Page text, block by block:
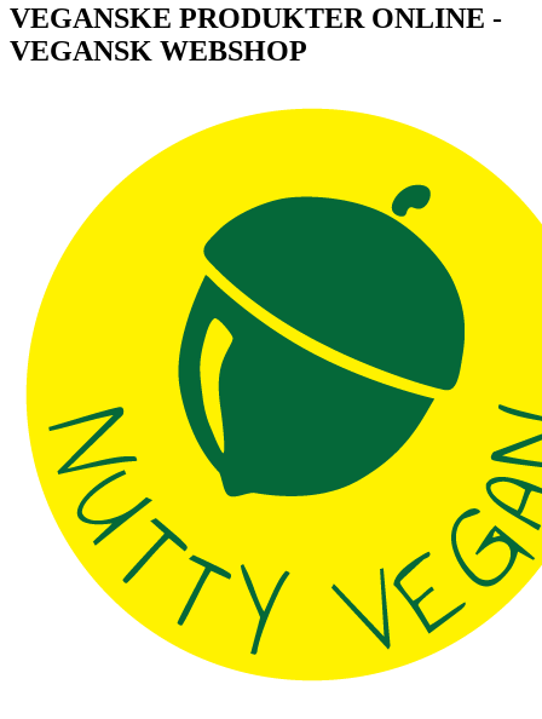
VEGANSKE PRODUKTER ONLINE -
VEGANSK WEBSHOP